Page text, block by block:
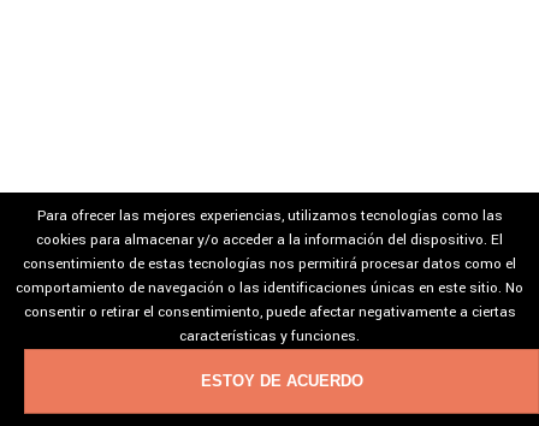
Para ofrecer las mejores experiencias, utilizamos tecnologías como las
cookies para almacenar y/o acceder a la información del dispositivo. El
consentimiento de estas tecnologías nos permitirá procesar datos como el
comportamiento de navegación o las identificaciones únicas en este sitio. No
consentir o retirar el consentimiento, puede afectar negativamente a ciertas
características y funciones.
ESTOY DE ACUERDO